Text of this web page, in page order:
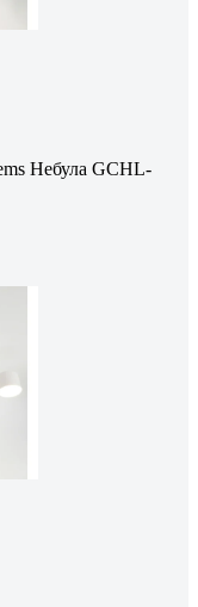
Небула GCHL-